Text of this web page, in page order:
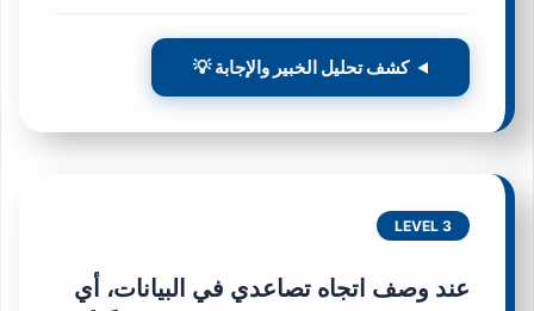
كشف تحليل الخبير والإجابة 💡
LEVEL 3
عند وصف اتجاه تصاعدي في البيانات، أي